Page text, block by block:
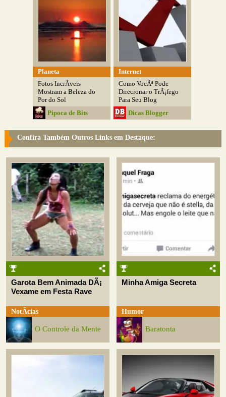
Planeta
Fotos IncrÃ­veis
Mostram a Beleza do
Por do Sol
Pipoca de Bits
Internet
Como VocÃª Pode
Direcionar o TrÃ¡fego
Para Seu Blog
Dicas Blogger
Confira Também Outros Links em Destaque:
Garota Bem Animada DÃ¡
Vexame em Festa Rave
NotÃ­cias
O Controle da Mente
Minha Amiga Secreta
Humor
Baratonta